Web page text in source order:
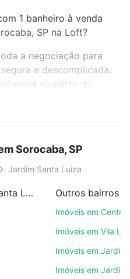
1 banheiro à venda
SP na Loft?
a negociação para
e descomplicada.
ou perto do
1 banheiro à venda em
SP para conquistar
compromisso e você
mil corretores e
favoritos. Você
como quantidade de
Sorocaba, SP
Jardim Santa Luiza
Mais imóveis em Jardim Santa Luiza Outros bairros
Imóveis em Centro
Imóveis em Vila
Imóveis em Jardim
Imóveis em Jardim